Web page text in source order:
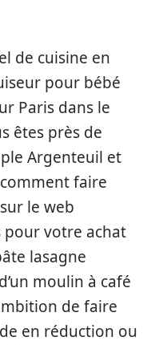
de cuisine en
pour bébé
Paris dans le
êtes près de
Argenteuil et
faire
le web
pour votre achat
lasagne
moulin à café
de faire
en réduction ou